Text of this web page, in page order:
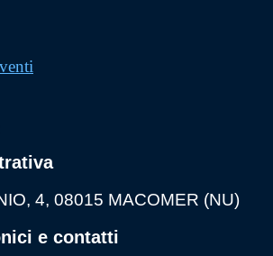
4, 08015 MACOMER (NU)
e contatti